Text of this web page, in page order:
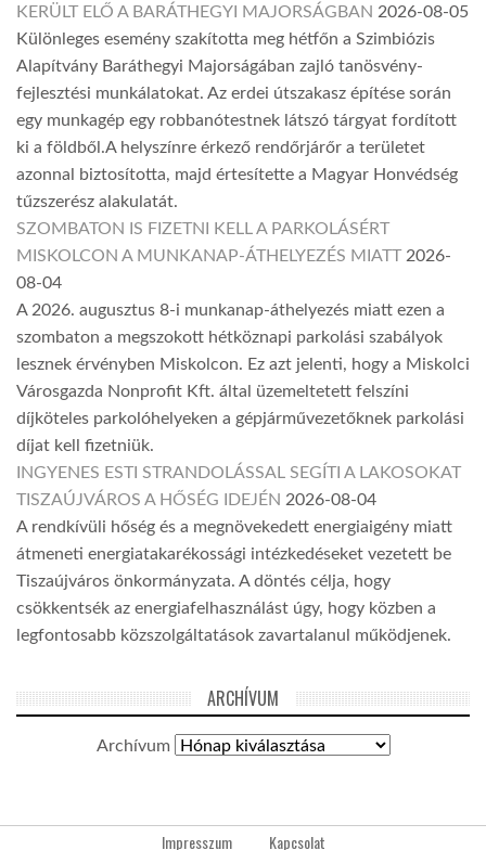
KERÜLT ELŐ A BARÁTHEGYI MAJORSÁGBAN 2026-08-05
Különleges esemény szakította meg hétfőn a Szimbiózis
Alapítvány Baráthegyi Majorságában zajló tanösvény-
fejlesztési munkálatokat. Az erdei útszakasz építése során
egy munkagép egy robbanótestnek látszó tárgyat fordított
ki a földből.A helyszínre érkező rendőrjárőr a területet
azonnal biztosította, majd értesítette a Magyar Honvédség
tűzszerész alakulatát.
SZOMBATON IS FIZETNI KELL A PARKOLÁSÉRT
MISKOLCON A MUNKANAP-ÁTHELYEZÉS MIATT 2026-
08-04
A 2026. augusztus 8-i munkanap-áthelyezés miatt ezen a
szombaton a megszokott hétköznapi parkolási szabályok
lesznek érvényben Miskolcon. Ez azt jelenti, hogy a Miskolci
Városgazda Nonprofit Kft. által üzemeltetett felszíni
díjköteles parkolóhelyeken a gépjárművezetőknek parkolási
díjat kell fizetniük.
INGYENES ESTI STRANDOLÁSSAL SEGÍTI A LAKOSOKAT
TISZAÚJVÁROS A HŐSÉG IDEJÉN 2026-08-04
A rendkívüli hőség és a megnövekedett energiaigény miatt
átmeneti energiatakarékossági intézkedéseket vezetett be
Tiszaújváros önkormányzata. A döntés célja, hogy
csökkentsék az energiafelhasználást úgy, hogy közben a
legfontosabb közszolgáltatások zavartalanul működjenek.
ARCHÍVUM
Archívum
Impresszum Kapcsolat